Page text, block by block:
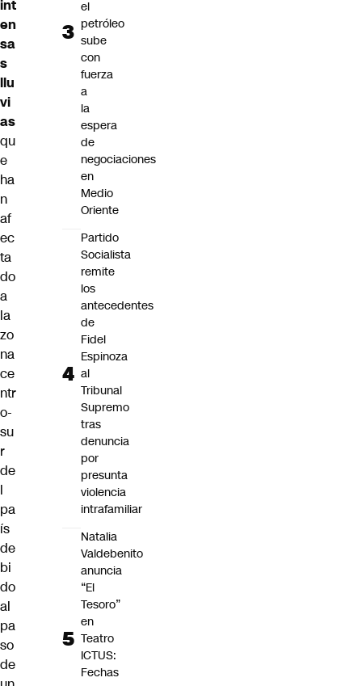
int
en
sa
s
llu
vi
as
qu
e
ha
n
af
ec
ta
do
a
la
zo
na
ce
ntr
o-
su
r
de
l
pa
ís
de
bi
do
al
pa
so
de
el
petróleo
sube
con
fuerza
a
la
espera
de
negociaciones
en
Medio
Oriente
Partido
Socialista
remite
los
antecedentes
de
Fidel
Espinoza
al
Tribunal
Supremo
tras
denuncia
por
presunta
violencia
intrafamiliar
Natalia
Valdebenito
anuncia
“El
Tesoro”
en
Teatro
ICTUS:
Fechas